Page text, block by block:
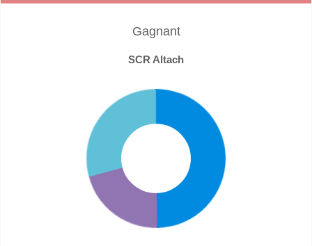
Gagnant
SCR Altach